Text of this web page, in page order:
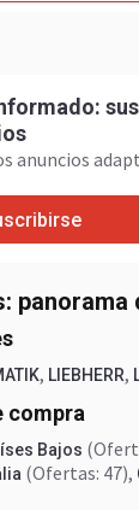
anuncios
panorama
, LIEBHERR,
compra
Bajos
(Ofertas: 47),